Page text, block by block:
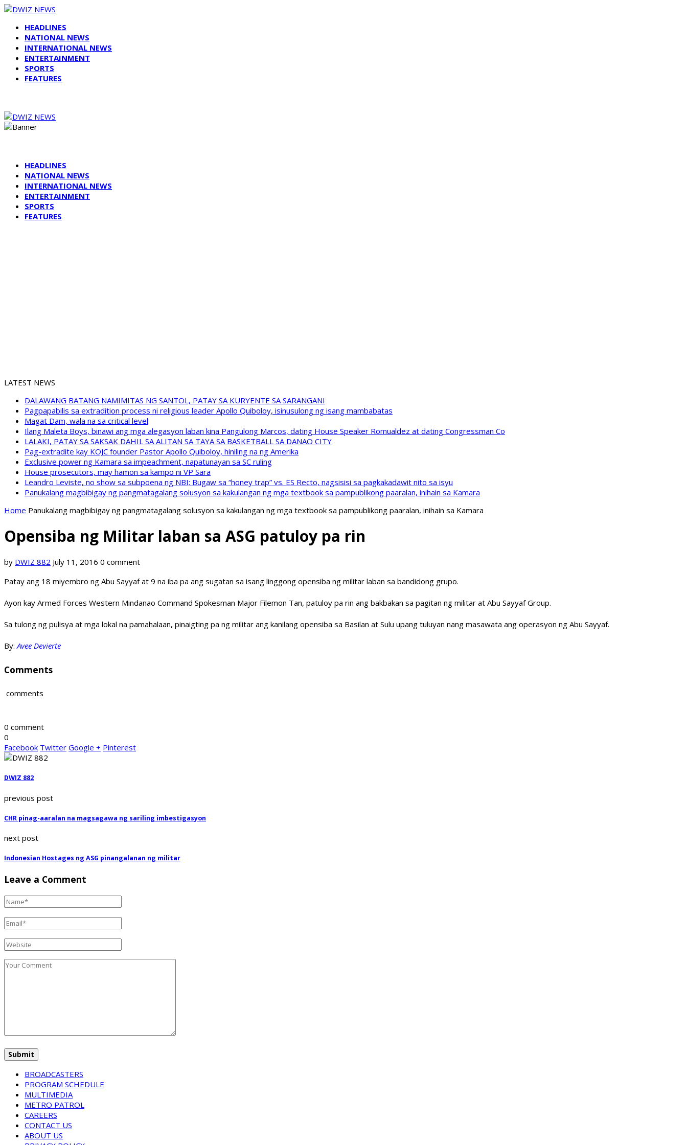
HEADLINES
NATIONAL NEWS
INTERNATIONAL NEWS
ENTERTAINMENT
SPORTS
FEATURES
HEADLINES
NATIONAL NEWS
INTERNATIONAL NEWS
ENTERTAINMENT
SPORTS
FEATURES
LATEST NEWS
DALAWANG BATANG NAMIMITAS NG SANTOL, PATAY SA KURYENTE SA SARANGANI
Pagpapabilis sa extradition process ni religious leader Apollo Quiboloy, isinusulong ng isang mambabatas
Magat Dam, wala na sa critical level
Ilang Maleta Boys, binawi ang mga alegasyon laban kina Pangulong Marcos, dating House Speaker Romualdez at dating Congressman Co
LALAKI, PATAY SA SAKSAK DAHIL SA ALITAN SA TAYA SA BASKETBALL SA DANAO CITY
Pag-extradite kay KOJC founder Pastor Apollo Quiboloy, hiniling na ng Amerika
Exclusive power ng Kamara sa impeachment, napatunayan sa SC ruling
House prosecutors, may hamon sa kampo ni VP Sara
Leandro Leviste, no show sa subpoena ng NBI; Bugaw sa “honey trap” vs. ES Recto, nagsisisi sa pagkakadawit nito sa isyu
Panukalang magbibigay ng pangmatagalang solusyon sa kakulangan ng mga textbook sa pampublikong paaralan, inihain sa Kamara
Home Panukalang magbibigay ng pangmatagalang solusyon sa kakulangan ng mga textbook sa pampublikong paaralan, inihain sa Kamara
Opensiba ng Militar laban sa ASG patuloy pa rin
by DWIZ 882 July 11, 2016 0 comment
Patay ang 18 miyembro ng Abu Sayyaf at 9 na iba pa ang sugatan sa isang linggong opensiba ng militar laban sa bandidong grupo.
Ayon kay Armed Forces Western Mindanao Command Spokesman Major Filemon Tan, patuloy pa rin ang bakbakan sa pagitan ng militar at Abu Sayyaf Group.
Sa tulong ng pulisya at mga lokal na pamahalaan, pinaigting pa ng militar ang kanilang opensiba sa Basilan at Sulu upang tuluyan nang masawata ang operasyon ng Abu Sayyaf.
By:Avee Devierte
Comments
comments
0 comment
0
Facebook Twitter Google + Pinterest
DWIZ 882
previous post
CHR pinag-aaralan na magsagawa ng sariling imbestigasyon
next post
Indonesian Hostages ng ASG pinangalanan ng militar
Leave a Comment
BROADCASTERS
PROGRAM SCHEDULE
MULTIMEDIA
METRO PATROL
CAREERS
CONTACT US
ABOUT US